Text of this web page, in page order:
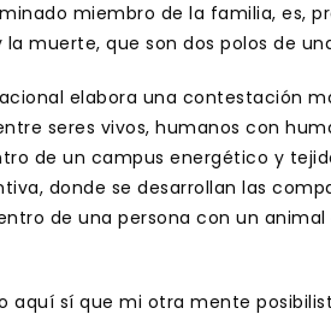
miembro de la familia, es,
muerte, que son dos polos de
elabora una contestación
seres vivos, humanos con
de un campus energético y
donde se desarrollan las
de una persona con un
aquí sí que mi otra mente